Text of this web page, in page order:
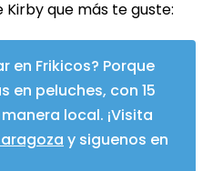
que más te guste:
en Frikicos? Porque
en peluches, con 15
local. ¡Visita
y siguenos en